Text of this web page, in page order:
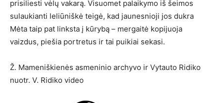
prisiliesti vėlų vakarą. Visuomet palaikymo iš šeimos
sulaukianti leliūniškė teigė, kad jaunesnioji jos dukra
Mėta taip pat linksta į kūrybą – mergaitė kopijuoja
vaizdus, piešia portretus ir tai puikiai sekasi.
Ž. Mameniškienės asmeninio archyvo ir Vytauto Ridiko
nuotr. V. Ridiko video